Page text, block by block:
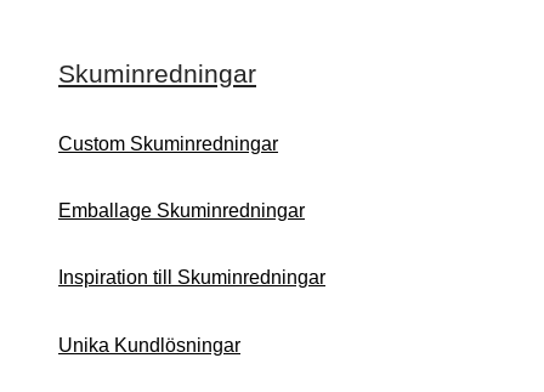
Skuminredningar
Custom Skuminredningar
Emballage Skuminredningar
Inspiration till Skuminredningar
Unika Kundlösningar